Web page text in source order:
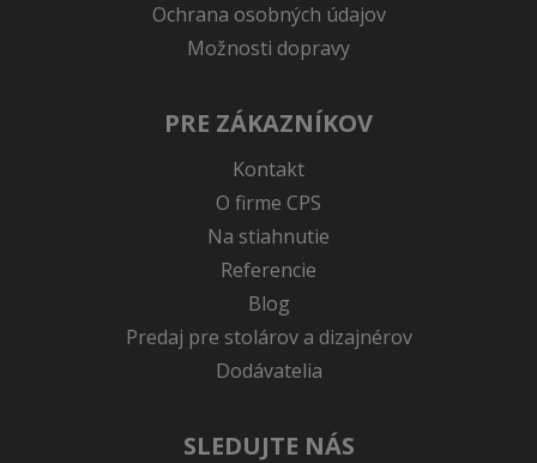
Ochrana osobných údajov
Možnosti dopravy
PRE ZÁKAZNÍKOV
Kontakt
O firme CPS
Na stiahnutie
Referencie
Blog
Predaj pre stolárov a dizajnérov
Dodávatelia
SLEDUJTE NÁS